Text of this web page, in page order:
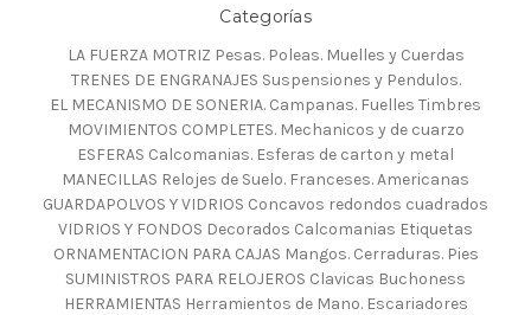
Categorías
LA FUERZA MOTRIZ Pesas. Poleas. Muelles y Cuerdas
TRENES DE ENGRANAJES Suspensiones y Pendulos.
EL MECANISMO DE SONERIA. Campanas. Fuelles Timbres
MOVIMIENTOS COMPLETES. Mechanicos y de cuarzo
ESFERAS Calcomanias. Esferas de carton y metal
MANECILLAS Relojes de Suelo. Franceses. Americanas
GUARDAPOLVOS Y VIDRIOS Concavos redondos cuadrados
VIDRIOS Y FONDOS Decorados Calcomanias Etiquetas
ORNAMENTACION PARA CAJAS Mangos. Cerraduras. Pies
SUMINISTROS PARA RELOJEROS Clavicas Buchoness
HERRAMIENTAS Herramientos de Mano. Escariadores